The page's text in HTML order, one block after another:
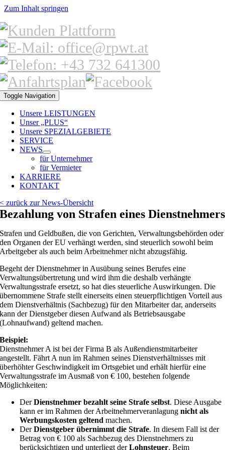
Zum Inhalt springen
Toggle Navigation
Unsere LEISTUNGEN
Unser „PLUS“
Unsere SPEZIALGEBIETE
SERVICE
NEWS
für Unternehmer
für Vermieter
KARRIERE
KONTAKT
< zurück zur News-Übersicht
Bezahlung von Strafen eines Dienstnehmers
Strafen und Geldbußen, die von Gerichten, Verwaltungsbehörden oder
den Organen der EU verhängt werden, sind steuerlich sowohl beim
Arbeitgeber als auch beim Arbeitnehmer nicht abzugsfähig.
Begeht der Dienstnehmer in Ausübung seines Berufes eine
Verwaltungsübertretung und wird ihm die deshalb verhängte
Verwaltungsstrafe ersetzt, so hat dies steuerliche Auswirkungen. Die
übernommene Strafe stellt einerseits einen steuerpflichtigen Vorteil aus
dem Dienstverhältnis (Sachbezug) für den Mitarbeiter dar, anderseits
kann der Dienstgeber diesen Aufwand als Betriebsausgabe
(Lohnaufwand) geltend machen.
Beispiel:
Dienstnehmer A ist bei der Firma B als Außendienstmitarbeiter
angestellt. Fährt A nun im Rahmen seines Dienstverhältnisses mit
überhöhter Geschwindigkeit im Ortsgebiet und erhält hierfür eine
Verwaltungsstrafe im Ausmaß von € 100, bestehen folgende
Möglichkeiten:
DerDienstnehmer bezahlt seine Strafe selbst. Diese Ausgabe
kann er im Rahmen der Arbeitnehmerveranlagungnicht als
Werbungskosten geltend machen.
DerDienstgeber übernimmt die Strafe. In diesem Fall ist der
Betrag von € 100 als Sachbezug des Dienstnehmers zu
berücksichtigen und unterliegt derLohnsteuer. Beim